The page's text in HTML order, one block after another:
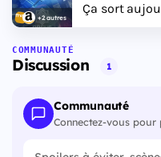
+2 autres
Ça sort
COMMUNAUTÉ
Discussion 1
Communauté
Connectez-vous